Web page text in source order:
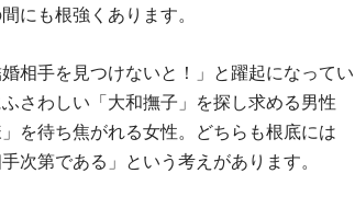
にも根強くあります。
相手を見つけないと！」と躍起になってい
さわしい「大和撫子」を探し求める男性
を待ち焦がれる女性。どちらも根底には
次第である」という考えがあります。